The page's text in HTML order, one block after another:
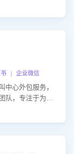
估客服团队政策
| 企业微信
中心外包服务，
队，专注于为企
和质量，帮助企